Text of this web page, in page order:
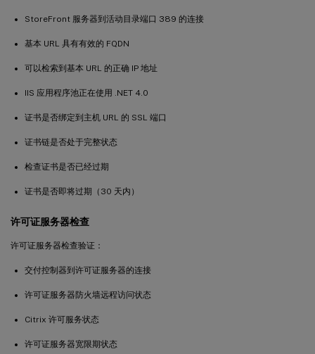
StoreFront 服务器到活动目录端口 389 的连接
基本 URL 具有有效的 FQDN
可以检索到基本 URL 的正确 IP 地址
IIS 应用程序池正在使用 .NET 4.0
证书是否绑定到主机 URL 的 SSL 端口
证书链是否处于完整状态
检查证书是否已经过期
证书是否即将过期（30 天内）
许可证服务器检查
许可证服务器检查验证：
交付控制器到许可证服务器的连接
许可证服务器防火墙远程访问状态
Citrix 许可服务状态
许可证服务器宽限期状态